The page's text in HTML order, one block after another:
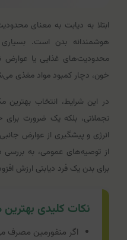
ابتلا به دیابت به معنای
هوشمندانه بدن است. بسیاری
محدودیت‌های غذایی یا عوارض
خون، دچار کمبود مواد مغذی
در این شرایط، انتخاب بهترین
تجملاتی، بلکه یک ضرورت
انرژی و پیشگیری از عوارض
از توصیه‌های عمومی، به بررسی
برای بدن یک فرد دیابتی ارزش
نکات کلیدی بهترین
اگر متفورمین مصرف